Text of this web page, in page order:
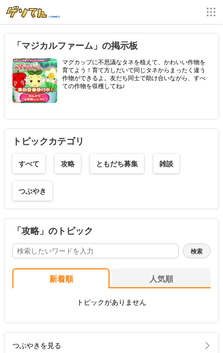
「マジカルファーム」の掲示板
マグカップに不思議なタネを植えて、かわいい作物を
育てよう！育て方しだいで同じタネからまったく違う
作物ができるよ。友だち同士で助け合いながら、すべ
ての作物を収穫してね♪
トピックカテゴリ
すべて 攻略 ともだち募集 雑談
つぶやき
「攻略」のトピック
新着順 人気順
トピックがありません
つぶやきを見る